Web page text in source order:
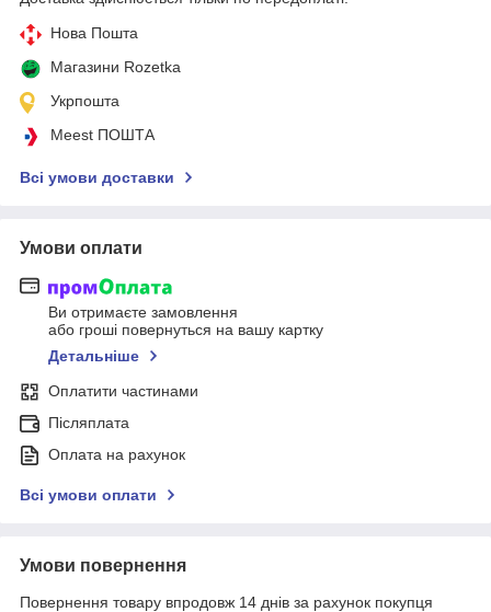
Нова Пошта
Магазини Rozetka
Укрпошта
Meest ПОШТА
Всі умови доставки
Умови оплати
Ви отримаєте замовлення
або гроші повернуться на вашу картку
Детальніше
Оплатити частинами
Післяплата
Оплата на рахунок
Всі умови оплати
Умови повернення
Повернення товару впродовж 14 днів за рахунок покупця